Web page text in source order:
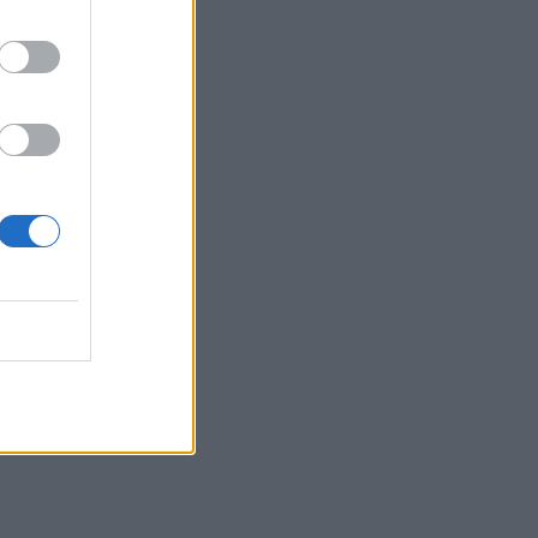
Οι «μαύρες χήρες» της Ρωσίας: